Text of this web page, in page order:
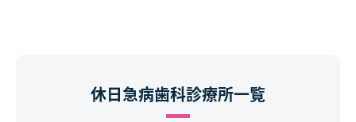
休日急病歯科診療所一覧